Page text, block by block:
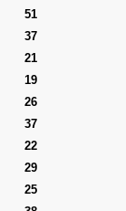
51
37
21
19
26
37
22
29
25